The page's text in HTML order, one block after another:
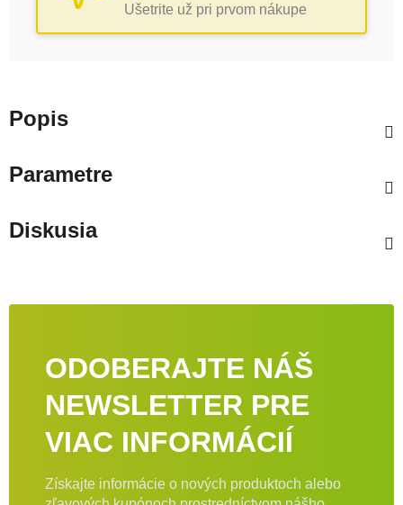
Ušetrite už pri prvom nákupe
Popis
Parametre
Diskusia
ODOBERAJTE NÁŠ
NEWSLETTER PRE
VIAC INFORMÁCIÍ
Získajte informácie o nových produktoch alebo